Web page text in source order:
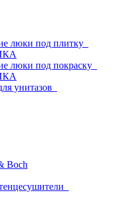
люки под плитку
люки под покраску
унитазов
Boch